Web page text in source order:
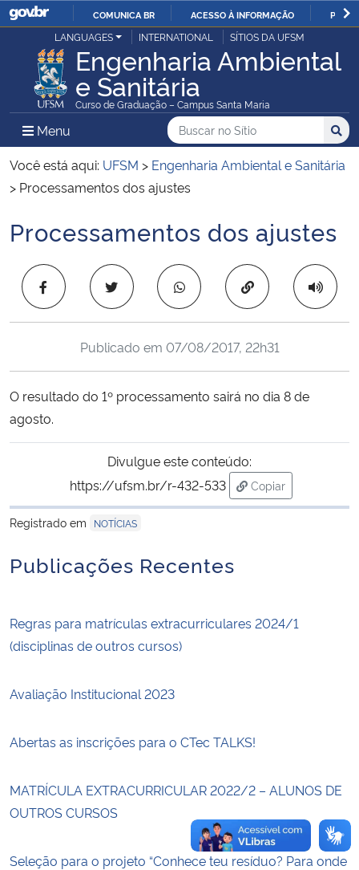
IR
PARA
O
CONTEÚDO
COMUNICA BR ACESSO À INFORMAÇÃO
Ministério da Justiça e Segurança Pública
Ministério da Defesa
Ministério das Relações Exteriores
Ministério da Infraestrutura
Ministério da Agricultura, Pecuária e Abastecimento
Ministério da Cidadania
Ministério da Saúde
Ministério de Minas e Energia
Ministério da Ciência, Tecnologia, Inovações e Comunicações
Ministério do Desenvolvimento Regional
Secretaria de Governo
LANGUAGES INTERNATIONAL SÍTIOS DA UFSM
Engenharia Ambiental
e Sanitária
Curso de Graduação – Campus Santa Maria
Menu Menu Principal do Sítio
Busca
Buscar no no Sítio
Busca:
Você está aqui: UFSM > Engenharia Ambiental e Sanitária
> Processamentos dos ajustes
Início do conteúdo
Processamentos dos ajustes
Copiar para área
Publicado em 07/08/2017, 22h31
O resultado do 1º processamento sairá no dia 8 de
agosto.
Divulgue este conteúdo:
https://ufsm.br/r-432-533
Copiar
para área de
Registrado em
NOTÍCIAS
Publicações Recentes
Regras para matrículas extracurriculares 2024/1
(disciplinas de outros cursos)
Avaliação Institucional 2023
Abertas as inscrições para o CTec TALKS!
MATRÍCULA EXTRACURRICULAR 2022/2 – ALUNOS DE
OUTROS CURSOS
Seleção para o projeto “Conhece teu resíduo? Para onde